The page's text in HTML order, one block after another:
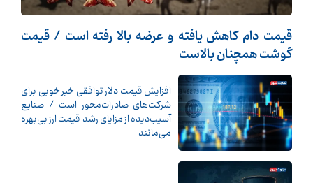
قیمت دام کاهش یافته و عرضه بالا رفته است / قیمت
گوشت همچنان بالاست
افزایش قیمت دلار توافقی خبر خوبی برای
شرکت‌های صادرات‌محور است / صنایع
آسیب‌دیده از مزایای رشد قیمت ارز بی‌بهره
می‌مانند